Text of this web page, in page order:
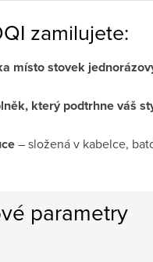
zamilujete:
místo stovek
který podtrhne váš
– složená v kabelce,
parametry